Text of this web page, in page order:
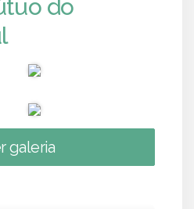
do
galeria